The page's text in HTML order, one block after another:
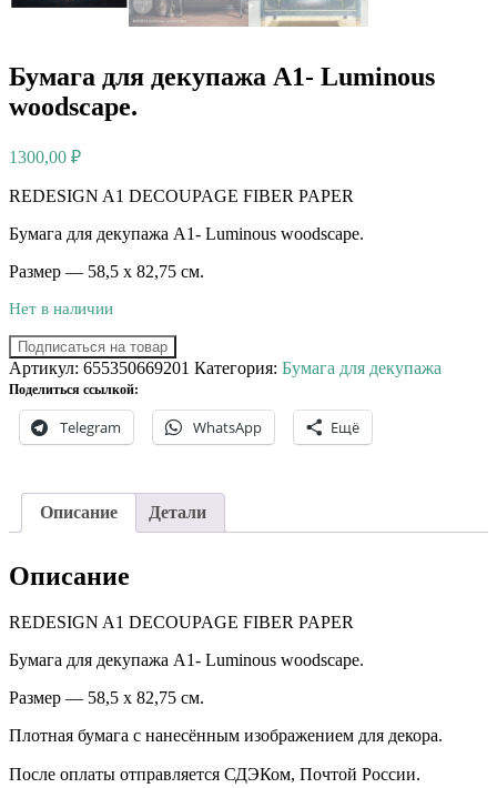
Бумага для декупажа А1- Luminous
woodscape.
1300,00 ₽
REDESIGN A1 DECOUPAGE FIBER PAPER
Бумага для декупажа А1- Luminous woodscape.
Размер — 58,5 х 82,75 см.
Нет в наличии
Подписаться на товар
Артикул: 655350669201 Категория: Бумага для декупажа
Поделиться ссылкой:
Telegram WhatsApp Ещё
Описание Детали
Описание
REDESIGN A1 DECOUPAGE FIBER PAPER
Бумага для декупажа А1- Luminous woodscape.
Размер — 58,5 х 82,75 см.
Плотная бумага с нанесённым изображением для декора.
После оплаты отправляется СДЭКом, Почтой России. ⠀